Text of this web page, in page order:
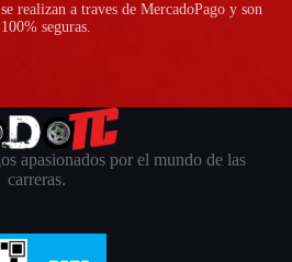
realizan a traves de MercadoPago y son
100% seguras.
apasionados por el mundo de las
carreras.